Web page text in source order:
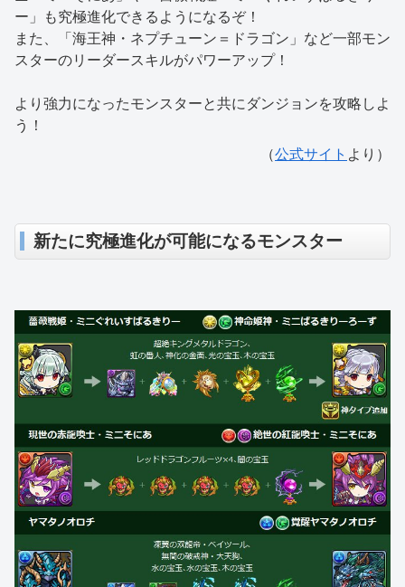
ー」も究極進化できるようになるぞ！
また、「海王神・ネプチューン＝ドラゴン」など一部モン
スターのリーダースキルがパワーアップ！
より強力になったモンスターと共にダンジョンを攻略しよ
う！
（公式サイト より）
新たに究極進化が可能になるモンスター